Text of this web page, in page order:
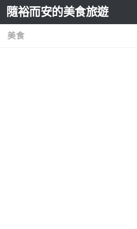
Skip to content
隨裕而安的美食旅遊
美食